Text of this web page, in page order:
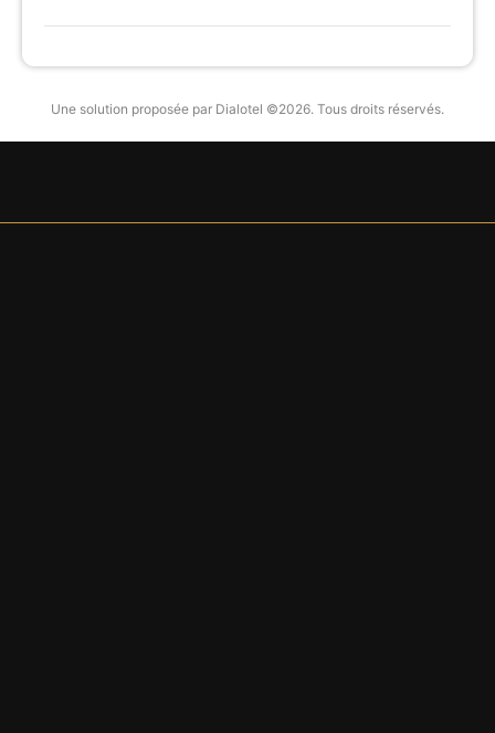
Une solution proposée par Dialotel ©2026. Tous droits réservés.